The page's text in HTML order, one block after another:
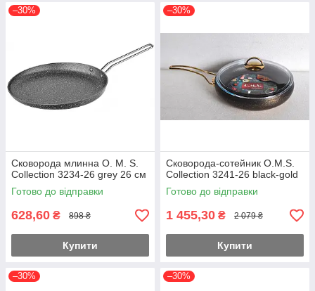
–30%
Сковорода млинна O. M. S.
Collection 3234-26 grey 26 см
Готово до відправки
628,60 ₴ 898 ₴
Купити
–30%
Сковорода-сотейник O.M.S.
Collection 3241-26 black-gold
Готово до відправки
1 455,30 ₴ 2 079 ₴
Купити
–30% –30%